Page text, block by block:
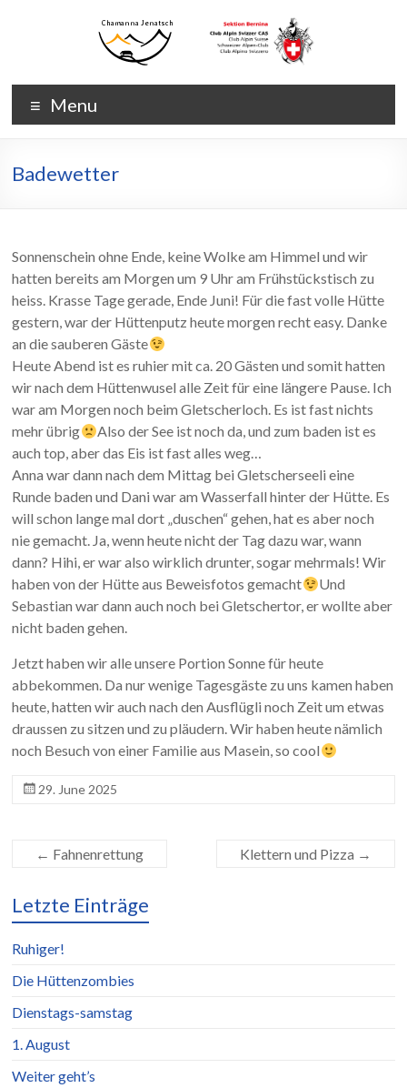
Chamanna
Jenatsch
Chamanna
Jenatsch
CAS
Menu
Badewetter
Sonnenschein ohne Ende, keine Wolke am Himmel und wir
hatten bereits am Morgen um 9 Uhr am Frühstückstisch zu
heiss. Krasse Tage gerade, Ende Juni! Für die fast volle Hütte
gestern, war der Hüttenputz heute morgen recht easy. Danke
an die sauberen Gäste
Heute Abend ist es ruhier mit ca. 20 Gästen und somit hatten
wir nach dem Hüttenwusel alle Zeit für eine längere Pause. Ich
war am Morgen noch beim Gletscherloch. Es ist fast nichts
mehr übrig
Also der See ist noch da, und zum baden ist es
auch top, aber das Eis ist fast alles weg…
Anna war dann nach dem Mittag bei Gletscherseeli eine
Runde baden und Dani war am Wasserfall hinter der Hütte. Es
will schon lange mal dort „duschen“ gehen, hat es aber noch
nie gemacht. Ja, wenn heute nicht der Tag dazu war, wann
dann? Hihi, er war also wirklich drunter, sogar mehrmals! Wir
haben von der Hütte aus Beweisfotos gemacht
Und
Sebastian war dann auch noch bei Gletschertor, er wollte aber
nicht baden gehen.
Jetzt haben wir alle unsere Portion Sonne für heute
abbekommen. Da nur wenige Tagesgäste zu uns kamen haben
heute, hatten wir auch nach den Ausflügli noch Zeit um etwas
draussen zu sitzen und zu pläudern. Wir haben heute nämlich
noch Besuch von einer Familie aus Masein, so cool
29. June 2025
← Fahnenrettung Klettern und Pizza →
Letzte Einträge
Ruhiger!
Die Hüttenzombies
Dienstags-samstag
1. August
Weiter geht’s